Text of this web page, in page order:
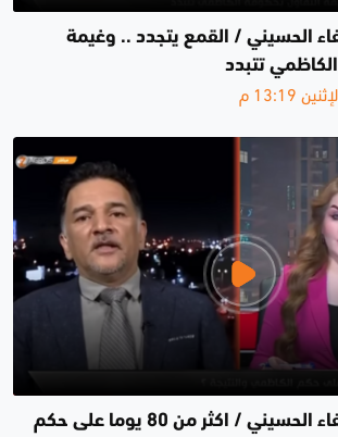
الحسيني / القمع يتجدد .. وغيمة
تتبدد
بلا أقنعة مع هيفاء الحسيني / اكثر من 80 يوما على حكم